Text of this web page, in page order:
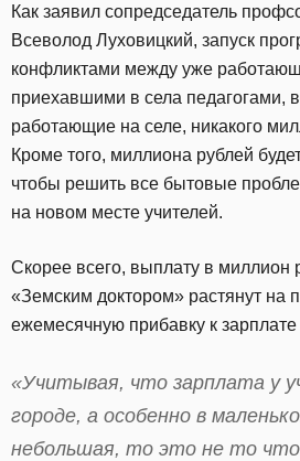
Как заявил сопредседатель
Всеволод Луховицкий, запуск
конфликтами между уже
приехавшими в села педагогами,
работающие на селе, никакого
Кроме того, миллиона рублей
чтобы решить все бытовые
на новом месте учителей.
Скорее всего, выплату в миллион
«Земским доктором» растянут на
ежемесячную прибавку к
«Учитывая, что зарплата у
городе, а особенно в
небольшая, то это не то